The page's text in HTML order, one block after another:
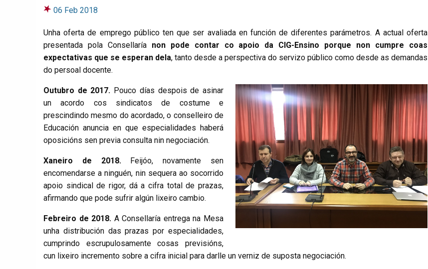
06 Feb 2018
Unha oferta de emprego público ten que ser avaliada en función de diferentes parámetros. A actual oferta
presentada pola Consellaría non pode contar co apoio da CIG-Ensino porque non cumpre coas
expectativas que se esperan dela, tanto desde a perspectiva do servizo público como desde as demandas
do persoal docente.
Outubro de 2017. Pouco días despois de asinar
un acordo cos sindicatos de costume e
prescindindo mesmo do acordado, o conselleiro de
Educación anuncia en que especialidades haberá
oposicións sen previa consulta nin negociación.
Xaneiro de 2018.
Feijóo, novamente sen
encomendarse a ninguén, nin sequera ao socorrido
apoio sindical de rigor, dá a cifra total de prazas,
afirmando que pode sufrir algún lixeiro cambio.
Febreiro de 2018. A Consellaría entrega na Mesa
unha distribución das prazas por especialidades,
cumprindo escrupulosamente cosas previsións,
cun lixeiro incremento sobre a cifra inicial para darlle un verniz de suposta negociación.